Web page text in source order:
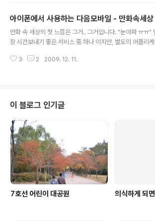
해봤지만, 이미 터치 사용자로서 사용자충격이 덜 할것 같
아 썩 내키지 않습니다. 그리고 아이폰OS가 가지는 한계도
생각할 수 없지 않구요. 물론 아이팟터치를 사용해봤다는
한 일반화가 아닐까도 생각 합니다. 아이폰은 아이팟 터치
아이폰에서 사용하는 다음모바일 - 만화속세상
만화 속 세상의 첫 느낌은 그거.. 그거입니다. "눈아파 ㅠㅠ"
장 시간보내기 좋은 서비스 중 하나 이지만, 별도의 어플리
대 할 수 있는 기능이 있습니다. 멀티터치를 이용하여 두손가
naver.com이나 daum.net에 접속 했을 때에는 별도의 액
무리없는 화면을 보여주었지만 화면의 확대는 불가능 하였
아이폰의 화..
3 2 2009. 12. 11.
이 블로그 인기글
7호선 어린이 대공원 의식하게 되